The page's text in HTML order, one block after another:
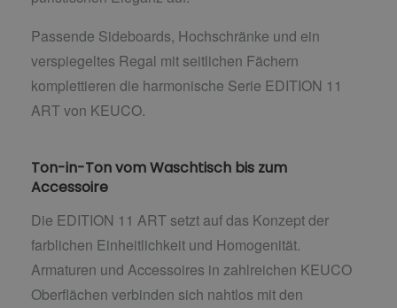
Passende Sideboards, Hochschränke und ein
verspiegeltes Regal mit seitlichen Fächern
komplettieren die harmonische Serie EDITION 11
ART von KEUCO.
Ton-in-Ton vom Waschtisch bis zum
Accessoire
Die EDITION 11 ART setzt auf das Konzept der
farblichen Einheitlichkeit und Homogenität.
Armaturen und Accessoires in zahlreichen KEUCO
Oberflächen verbinden sich nahtlos mit den